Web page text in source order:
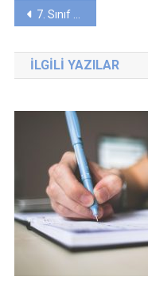
Yazı
gezinmesi
7. Sınıf “İLK KAR” Metni Günlük Ders Planı
İLGILI YAZILAR